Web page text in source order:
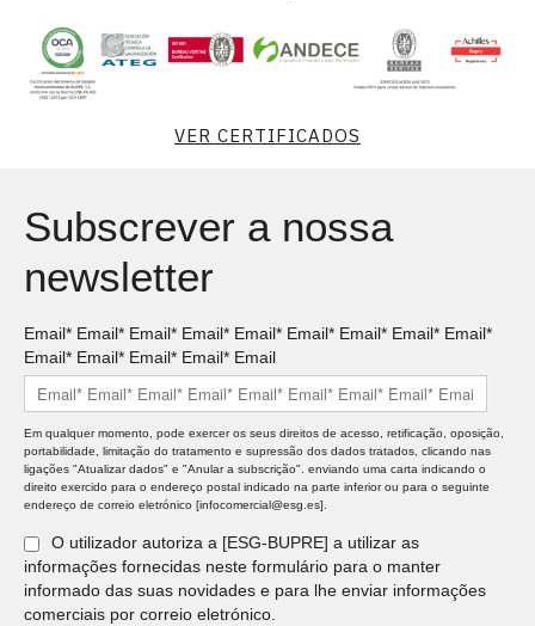
VER CERTIFICADOS
Subscrever a nossa
newsletter
Email* Email* Email* Email* Email* Email* Email* Email* Email*
Email* Email* Email* Email* Email
Em qualquer momento, pode exercer os seus direitos de acesso, retificação, oposição,
portabilidade, limitação do tratamento e supressão dos dados tratados, clicando nas
ligações "Atualizar dados" e "Anular a subscrição". enviando uma carta indicando o
direito exercido para o endereço postal indicado na parte inferior ou para o seguinte
endereço de correio eletrónico [infocomercial@esg.es].
O utilizador autoriza a [ESG-BUPRE] a utilizar as
informações fornecidas neste formulário para o manter
informado das suas novidades e para lhe enviar informações
comerciais por correio eletrónico.